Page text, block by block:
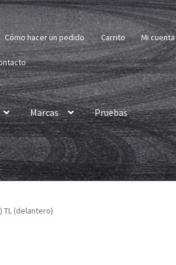
Cómo hacer un pedido Carrito Mi cuenta
Marcas Pruebas
TL (delantero)